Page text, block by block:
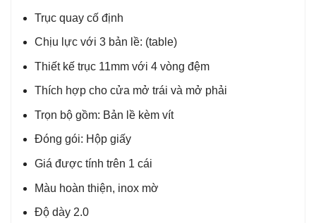
Trục quay cố định
Chịu lực với 3 bản lề: (table)
Thiết kế trục 11mm với 4 vòng đệm
Thích hợp cho cửa mở trái và mở phải
Trọn bộ gồm: Bản lề kèm vít
Đóng gói: Hộp giấy
Giá được tính trên 1 cái
Màu hoàn thiện, inox mờ
Độ dày 2.0